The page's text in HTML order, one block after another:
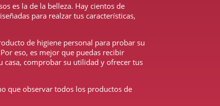
es la de la belleza. Hay cientos de
para realzar tus características,
de higiene personal para probar su
eso, es mejor que puedas recibir
casa, comprobar su utilidad y ofrecer tus
que observar todos los productos de